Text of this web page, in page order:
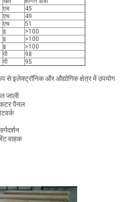
एच
45
एच
49
एच
51
इ
>100
इ
>100
इ
>100
पी
98
पी 95
से इलेक्ट्रॉनिक और औद्योगिक क्षेत्र में उपयोग
जाली
पैनल
वाहक